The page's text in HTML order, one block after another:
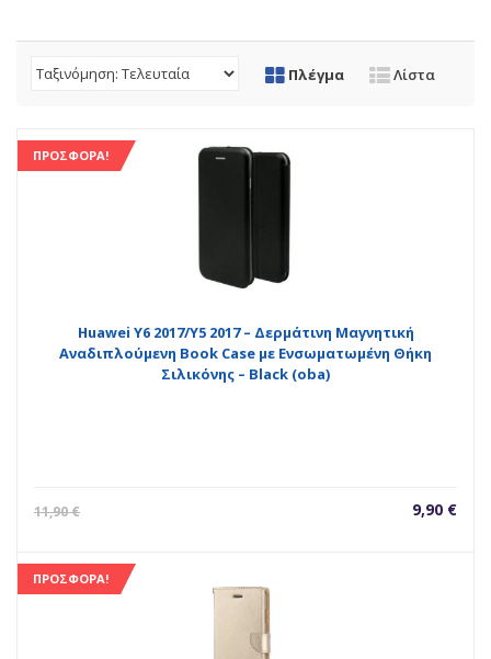
Πλέγμα Λίστα
ΠΡΟΣΦΟΡΆ!
Huawei Y6 2017/Y5 2017 – Δερμάτινη Μαγνητική
Αναδιπλούμενη Book Case με Ενσωματωμένη Θήκη
Σιλικόνης – Black (oba)
11,90€ 9,90 €
Η
ΠΡΟΣΦΟΡΆ!